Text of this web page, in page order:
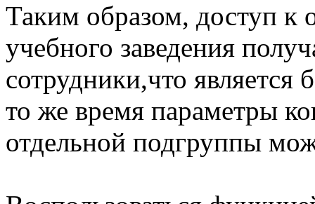
Таким образом, доступ к
учебного заведения
сотрудники,что
то же время параметры
отдельной подгруппы